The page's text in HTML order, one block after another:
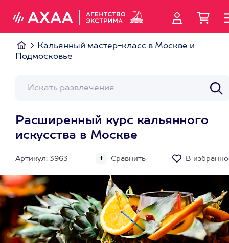
Кальянный мастер-класс в Москве и
Подмосковье
Расширенный курс кальянного
искусства в Москве
Артикул: 3963 Сравнить В